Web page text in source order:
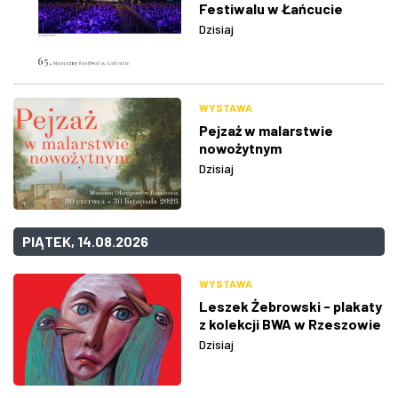
Festiwalu w Łańcucie
Dzisiaj
WYSTAWA
Pejzaż w malarstwie
nowożytnym
Dzisiaj
PIĄTEK, 14.08.2026
WYSTAWA
Leszek Żebrowski - plakaty
z kolekcji BWA w Rzeszowie
Dzisiaj